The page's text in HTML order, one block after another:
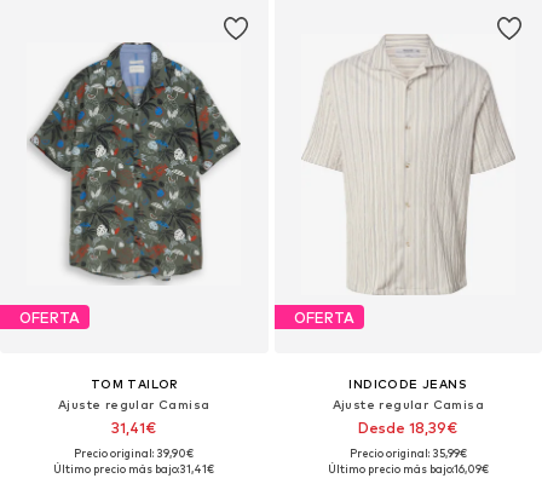
OFERTA
TOM TAILOR
Ajuste regular Camisa
31,41€
Precio original: 39,90€
Último precio más bajo:31,41€
OFERTA
INDICODE JEANS
Ajuste regular Camisa
Desde 18,39€
Precio original: 35,99€
Último precio más bajo:16,09€